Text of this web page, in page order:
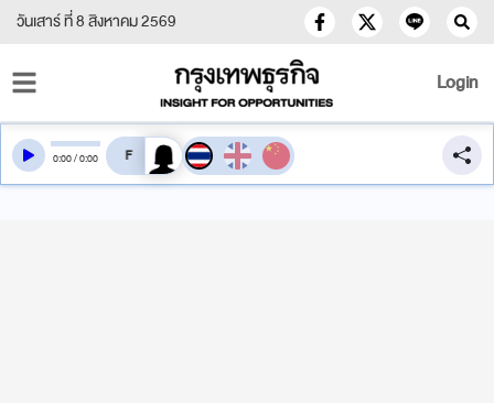
วันเสาร์ ที่ 8 สิงหาคม 2569
Login
0:00/0:00 สลับเสียงอ่าน